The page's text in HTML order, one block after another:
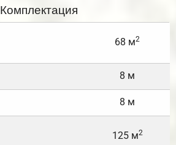
Комплектация
68 м2
8 м
8 м
125 м2